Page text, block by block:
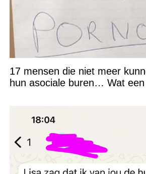
17 mensen die niet meer
hun asociale buren… Wat